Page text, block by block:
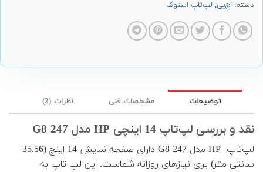
دسته: اچ‌پی, لپ‌تاپ استوک
توضیحات مشخصات فنی نظرات (2)
نقد و بررسی لپ‌تاپ 14 اینچی HP مدل 247 G8
لپ‌تاپ HP مدل 247 G8 دارای صفحه نمایش 14 اینچ (35.56
سانتی متر) برای نیازهای روزانه شماست. این لپ تاپ به